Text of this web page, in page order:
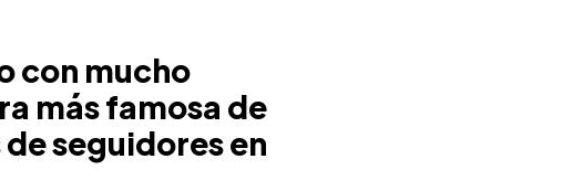
con mucho
más famosa de
seguidores en